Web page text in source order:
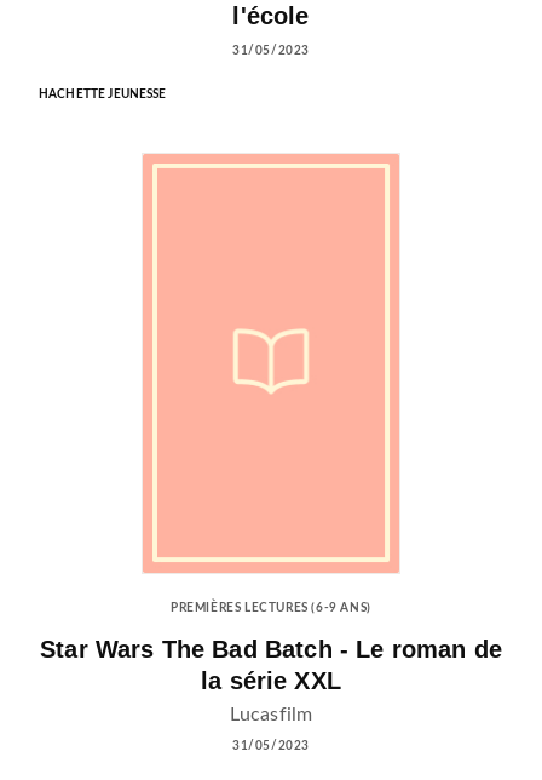
l'école
31/05/2023
HACHETTE JEUNESSE
PREMIÈRES LECTURES (6-9 ANS)
Star Wars The Bad Batch - Le roman de
la série XXL
Lucasfilm
31/05/2023